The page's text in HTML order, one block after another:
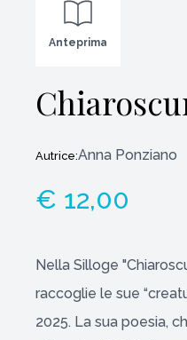
Anteprima
Autrice:Anna Ponziano
€ 12,00
Nella Silloge
raccoglie le sue
2025. La sua poesia,